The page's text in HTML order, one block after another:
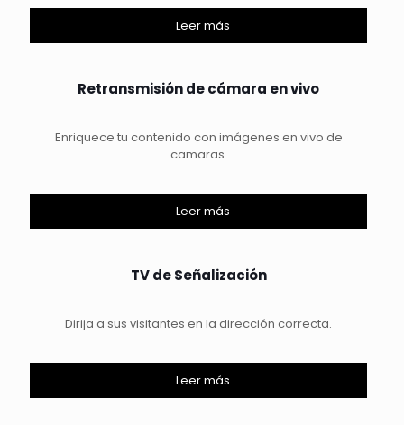
Leer más
Retransmisión de cámara en vivo
Enriquece tu contenido con imágenes en vivo de
camaras.
Leer más
TV de Señalización
Dirija a sus visitantes en la dirección correcta.
Leer más